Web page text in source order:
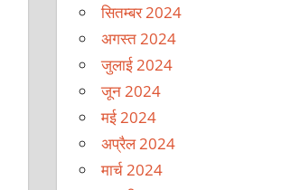
सितम्बर 2024
अगस्त 2024
जुलाई 2024
जून 2024
मई 2024
अप्रैल 2024
मार्च 2024